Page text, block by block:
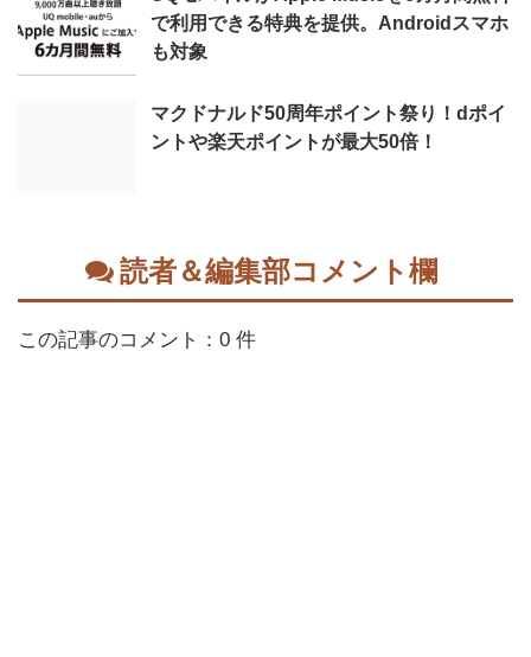
で利用できる特典を提供。Androidスマホ
も対象
マクドナルド50周年ポイント祭り！dポイ
ントや楽天ポイントが最大50倍！
読者＆編集部コメント欄
この記事のコメント：0 件